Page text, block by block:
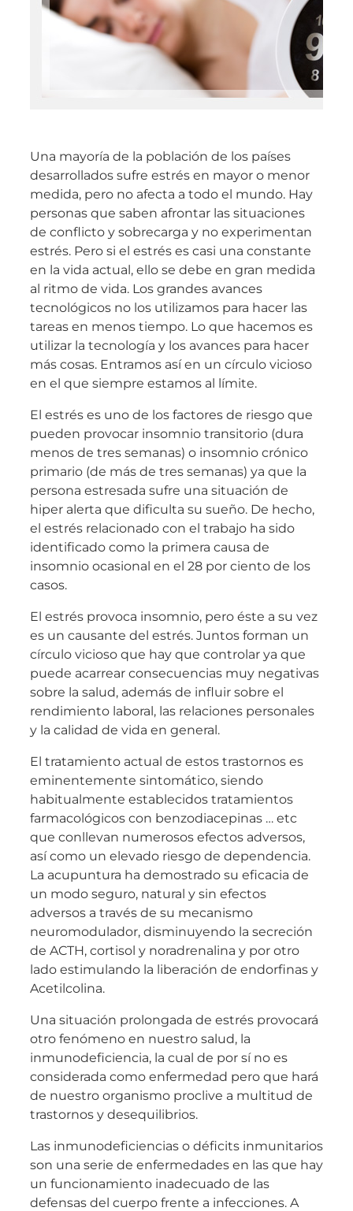
Una mayoría de la población de los países
desarrollados sufre estrés en mayor o menor
medida, pero no afecta a todo el mundo. Hay
personas que saben afrontar las situaciones
de conflicto y sobrecarga y no experimentan
estrés. Pero si el estrés es casi una constante
en la vida actual, ello se debe en gran medida
al ritmo de vida. Los grandes avances
tecnológicos no los utilizamos para hacer las
tareas en menos tiempo. Lo que hacemos es
utilizar la tecnología y los avances para hacer
más cosas. Entramos así en un círculo vicioso
en el que siempre estamos al límite.
El estrés es uno de los factores de riesgo que
pueden provocar insomnio transitorio (dura
menos de tres semanas) o insomnio crónico
primario (de más de tres semanas) ya que la
persona estresada sufre una situación de
hiper alerta que dificulta su sueño. De hecho,
el estrés relacionado con el trabajo ha sido
identificado como la primera causa de
insomnio ocasional en el 28 por ciento de los
casos.
El estrés provoca insomnio, pero éste a su vez
es un causante del estrés. Juntos forman un
círculo vicioso que hay que controlar ya que
puede acarrear consecuencias muy negativas
sobre la salud, además de influir sobre el
rendimiento laboral, las relaciones personales
y la calidad de vida en general.
El tratamiento actual de estos trastornos es
eminentemente sintomático, siendo
habitualmente establecidos tratamientos
farmacológicos con benzodiacepinas … etc
que conllevan numerosos efectos adversos,
así como un elevado riesgo de dependencia.
La acupuntura ha demostrado su eficacia de
un modo seguro, natural y sin efectos
adversos a través de su mecanismo
neuromodulador, disminuyendo la secreción
de ACTH, cortisol y noradrenalina y por otro
lado estimulando la liberación de endorfinas y
Acetilcolina.
Una situación prolongada de estrés provocará
otro fenómeno en nuestro salud, la
inmunodeficiencia, la cual de por sí no es
considerada como enfermedad pero que hará
de nuestro organismo proclive a multitud de
trastornos y desequilibrios.
Las inmunodeficiencias o déficits inmunitarios
son una serie de enfermedades en las que hay
un funcionamiento inadecuado de las
defensas del cuerpo frente a infecciones. A